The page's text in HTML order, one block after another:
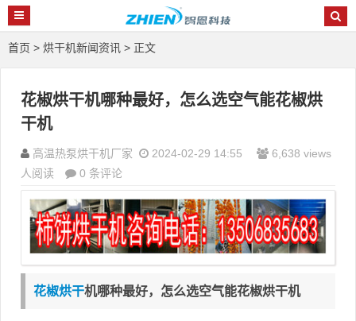
首页 > 烘干机新闻资讯 > 正文
花椒烘干机哪种最好，怎么选空气能花椒烘
干机
高温热泵烘干机厂家 2024-02-29 14:55
6,638 views
人阅读
0 条评论
花椒烘干机哪种最好，怎么选空气能花椒烘干机